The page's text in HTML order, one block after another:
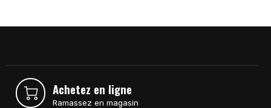
Achetez en ligne
Ramassez en magasin